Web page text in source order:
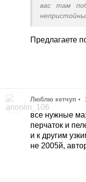
вас там
Предлагаете
Люблю кетчуп •
все нужные
перчаток и
и к другим
не 2005й,